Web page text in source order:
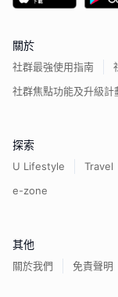
關於
社群最強使用指南
社群焦點功能及升級計
探索
U Lifestyle Travel
e-zone
其他
關於我們 免責聲明